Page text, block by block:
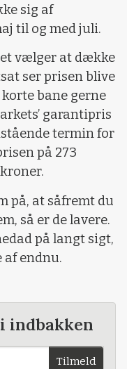
sig af
til og med juli.
vælger at dække
ser prisen blive
bane gerne
garantipris
termin for
på 273
på, at såfremt du
så er de lavere.
på langt sigt,
af endnu.
indbakken
Tilmeld